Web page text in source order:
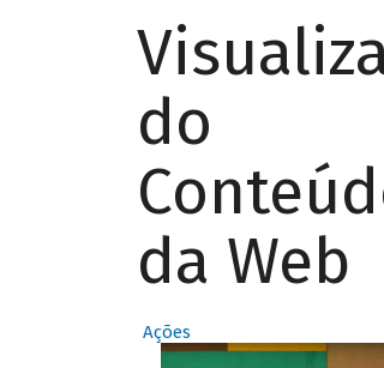
do
da Web
Ações